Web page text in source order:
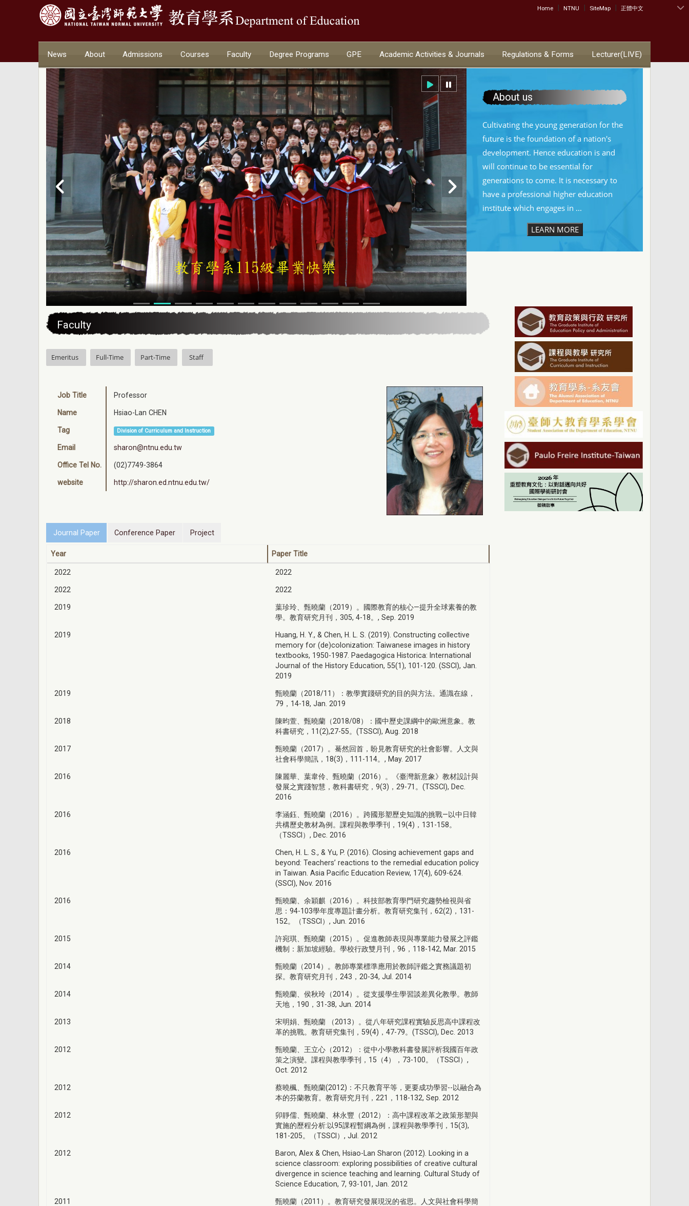
:::
Home | NTNU | SiteMap | 正體中文
News About Admissions Courses Faculty Degree Programs GPE Academic Activities & Journals Regulations & Forms Lecturer(LIVE)
About us
Cultivating the young generation for the
future is the foundation of a nation's
development. Hence education is and
will continue to be essential for
generations to come. It is necessary to
have a professional higher education
institute which engages in ...
LEARN MORE
Faculty
Emeritus Full-Time Part-Time Staff
Job Title Professor
Name Hsiao-Lan CHEN
Tag Division of Curriculum and Instruction
Email sharon@ntnu.edu.tw
Office Tel No. (02)7749-3864
website http://sharon.ed.ntnu.edu.tw/
Journal Paper Conference Paper Project
Year Paper Title
2022 2022
2022 2022
2019
葉珍玲、甄曉蘭（2019）。國際教育的核心—提升全球素養的教
學。教育研究月刊，305, 4-18。, Sep. 2019
2019
Huang, H. Y., & Chen, H. L. S. (2019). Constructing collective
memory for (de)colonization: Taiwanese images in history
textbooks, 1950-1987. Paedagogica Historica: International
Journal of the History Education, 55(1), 101-120. (SSCI), Jan.
2019
2019
甄曉蘭（2018/11）：教學實踐研究的目的與方法。通識在線，
79，14-18, Jan. 2019
2018
陳昀萱、甄曉蘭（2018/08）：國中歷史課綱中的歐洲意象。教
科書研究，11(2),27-55。(TSSCI), Aug. 2018
2017
甄曉蘭（2017）。驀然回首，盼見教育研究的社會影響。人文與
社會科學簡訊，18(3)，111-114。, May. 2017
2016
陳麗華、葉韋伶、甄曉蘭（2016）。《臺灣新意象》教材設計與
發展之實踐智慧，教科書研究，9(3)，29-71。(TSSCI), Dec.
2016
2016
李涵鈺、甄曉蘭（2016）。跨國形塑歷史知識的挑戰—以中日韓
共構歷史教材為例。課程與教學季刊，19(4)，131-158。
（TSSCI）, Dec. 2016
2016
Chen, H. L. S., & Yu, P. (2016). Closing achievement gaps and
beyond: Teachers’ reactions to the remedial education policy
in Taiwan. Asia Pacific Education Review, 17(4), 609-624.
(SSCI), Nov. 2016
2016
甄曉蘭、余穎麒（2016）。科技部教育學門研究趨勢檢視與省
思：94-103學年度專題計畫分析。教育研究集刊，62(2)，131-
152。（TSSCI）, Jun. 2016
2015
許宛琪、甄曉蘭（2015）。促進教師表現與專業能力發展之評鑑
機制：新加坡經驗。學校行政雙月刊，96，118-142, Mar. 2015
2014
甄曉蘭（2014）。教師專業標準應用於教師評鑑之實務議題初
探。教育研究月刊，243，20-34, Jul. 2014
2014
甄曉蘭、侯秋玲（2014）。從支援學生學習談差異化教學。教師
天地，190，31-38, Jun. 2014
2013
宋明娟、甄曉蘭 （2013）。從八年研究課程實驗反思高中課程改
革的挑戰。教育研究集刊，59(4)，47-79。(TSSCI), Dec. 2013
2012
甄曉蘭、王立心（2012）：從中小學教科書發展評析我國百年政
策之演變。課程與教學季刊，15（4），73-100。（TSSCI）,
Oct. 2012
2012
蔡曉楓、甄曉蘭(2012)：不只教育平等，更要成功學習--以融合為
本的芬蘭教育。教育研究月刊，221，118-132, Sep. 2012
2012
卯靜儒、甄曉蘭、林永豐（2012）：高中課程改革之政策形塑與
實施的歷程分析:以95課程暫綱為例，課程與教學季刊，15(3),
181-205。（TSSCI）, Jul. 2012
2012
Baron, Alex & Chen, Hsiao-Lan Sharon (2012). Looking in a
science classroom: exploring possibilities of creative cultural
divergence in science teaching and learning. Cultural Study of
Science Education, 7, 93-101, Jan. 2012
2011
甄曉蘭（2011）。教育研究發展現況的省思。人文與社會科學簡